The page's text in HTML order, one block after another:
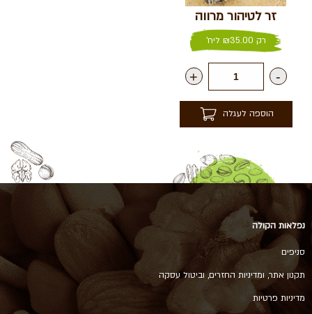
זר לטיהור מרווה
רק ₪35.00 ליח'
-
+
הוספה לעגלה
נפלאות הקולה
סניפים
תקנון אתר, ומדיניות החזרים, וביטול עסקה
מדיניות פרטיות